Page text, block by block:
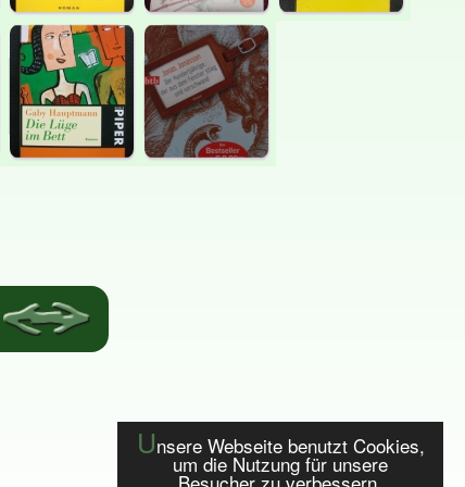
Unsere Webseite benutzt Cookies,
um die Nutzung für unsere